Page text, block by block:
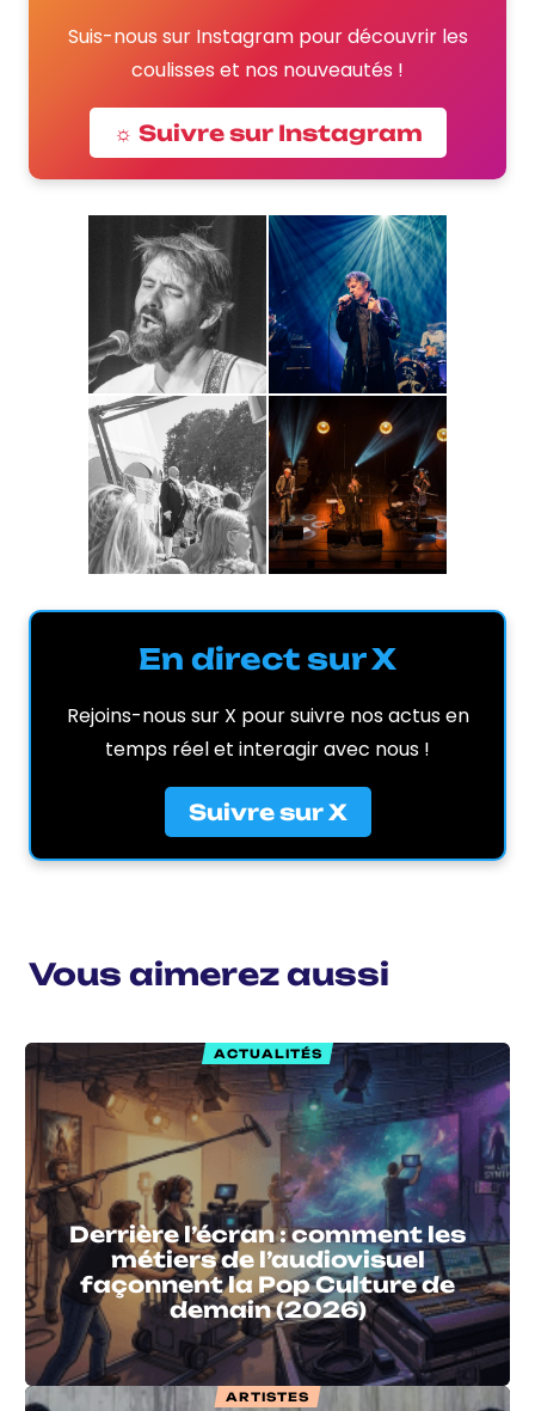
Suis-nous sur Instagram pour découvrir les
coulisses et nos nouveautés !
☼ Suivre sur Instagram
En direct sur X
Rejoins-nous sur X pour suivre nos actus en
temps réel et interagir avec nous !
Suivre sur X
Vous aimerez aussi
ACTUALITÉS
Derrière l’écran : comment les
métiers de l’audiovisuel
façonnent la Pop Culture de
demain (2026)
ARTISTES